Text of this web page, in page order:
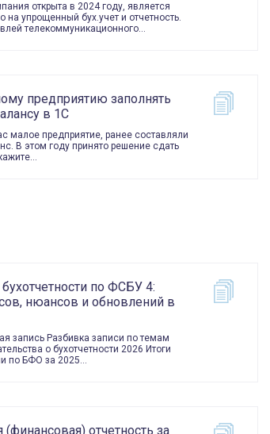
открыта в 2024 году, является
упрощенный бух.учет и отчетность.
телекоммуникационного…
предприятию заполнять
в 1С
малое предприятие, ранее составляли
В этом году принято решение сдать
по ФСБУ 4:
нюансов и обновлений в
запись Разбивка записи по темам
о бухотчетности 2026 Итоги
по БФО за 2025…
(финансовая) отчетность за